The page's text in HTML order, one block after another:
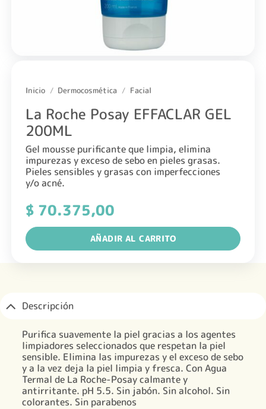
Inicio / Dermocosmética / Facial
La Roche Posay EFFACLAR GEL
200ML
Gel mousse purificante que limpia, elimina
impurezas y exceso de sebo en pieles grasas.
Pieles sensibles y grasas con imperfecciones
y/o acné.
$70.375,00
AÑADIR AL CARRITO
Descripción
Purifica suavemente la piel gracias a los agentes
limpiadores seleccionados que respetan la piel
sensible. Elimina las impurezas y el exceso de sebo
y a la vez deja la piel limpia y fresca. Con Agua
Termal de La Roche-Posay calmante y
antirritante. pH 5.5. Sin jabón. Sin alcohol. Sin
colorantes. Sin parabenos